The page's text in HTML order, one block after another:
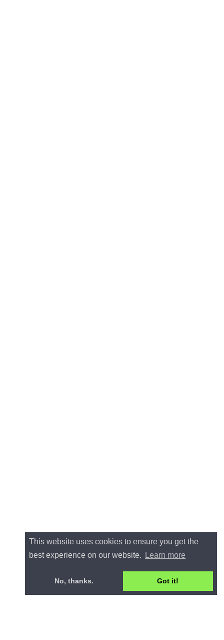
This website uses cookies to ensure you get the
best experience on our website.
Learn more
No, thanks. Got it!